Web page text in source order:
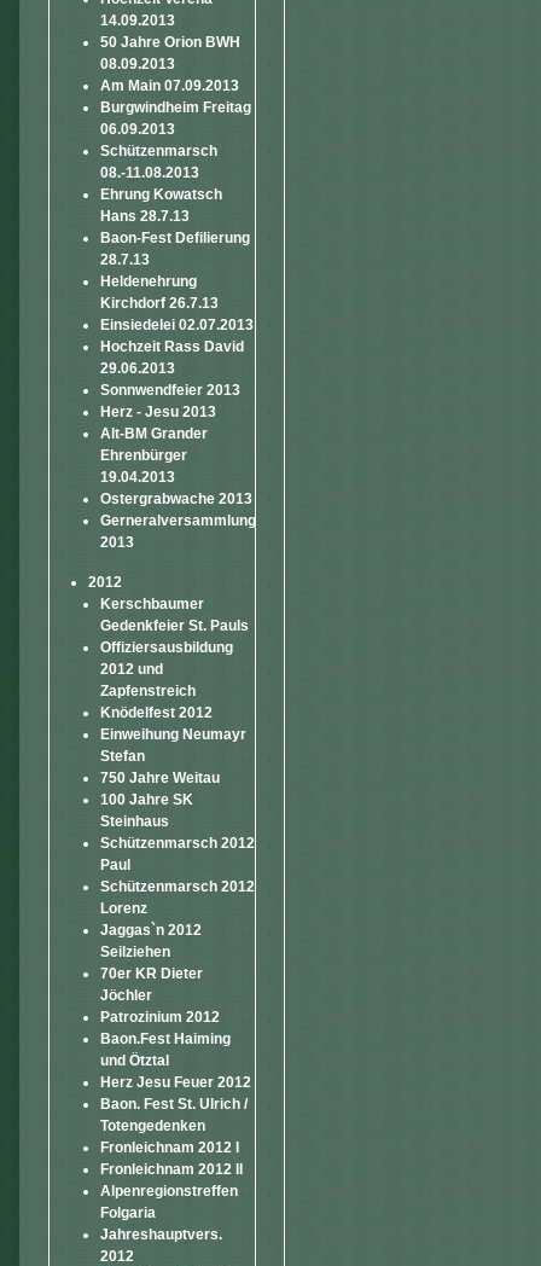
14.09.2013
50 Jahre Orion BWH
08.09.2013
Am Main 07.09.2013
Burgwindheim Freitag
06.09.2013
Schützenmarsch
08.-11.08.2013
Ehrung Kowatsch
Hans 28.7.13
Baon-Fest Defilierung
28.7.13
Heldenehrung
Kirchdorf 26.7.13
Einsiedelei 02.07.2013
Hochzeit Rass David
29.06.2013
Sonnwendfeier 2013
Herz - Jesu 2013
Alt-BM Grander
Ehrenbürger
19.04.2013
Ostergrabwache 2013
Gerneralversammlung
2013
2012
Kerschbaumer
Gedenkfeier St. Pauls
Offiziersausbildung
2012 und
Zapfenstreich
Knödelfest 2012
Einweihung Neumayr
Stefan
750 Jahre Weitau
100 Jahre SK
Steinhaus
Schützenmarsch 2012
Paul
Schützenmarsch 2012
Lorenz
Jaggas`n 2012
Seilziehen
70er KR Dieter
Jöchler
Patrozinium 2012
Baon.Fest Haiming
und Ötztal
Herz Jesu Feuer 2012
Baon. Fest St. Ulrich /
Totengedenken
Fronleichnam 2012 I
Fronleichnam 2012 II
Alpenregionstreffen
Folgaria
Jahreshauptvers.
2012